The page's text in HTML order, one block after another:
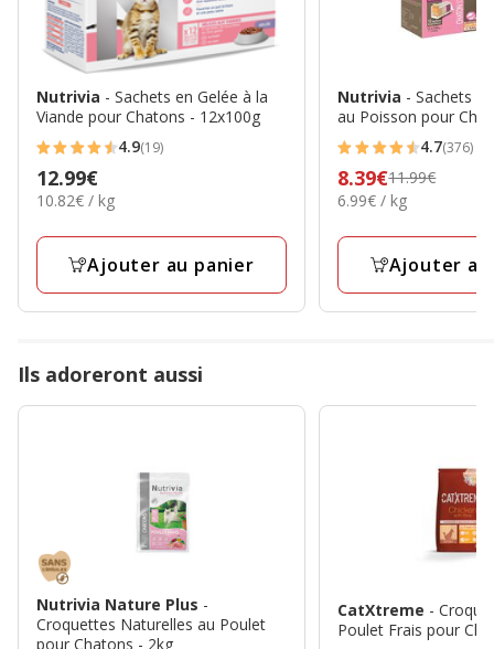
Nutrivia - Sachets en Gelée à la
Viande pour Chatons - 12x100g
4.9
étoiles
avec
19
4.9(19)
Prix
12.99€
12.99€
10.82€
Kg
10.82€ / kg
Ajouter au panier
Nutrivia - Sachets
au Poisson pour
4.7
étoiles
avec
376
4.7(376)
Prix
précédent
final
8.39€
8.39€11.99€
6.99€
Kg
6.99€ / kg
Ajouter
Ils adoreront aussi
Nutrivia Nature Plus -
Croquettes Naturelles au Poulet
pour Chatons - 2kg
CatXtreme -
Poulet Frais pour